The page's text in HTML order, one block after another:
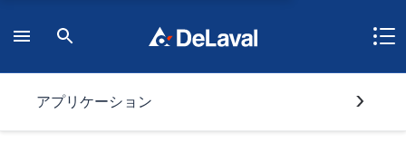
アプリケーション